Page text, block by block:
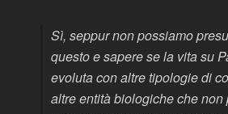
Sì, seppur non possiamo
questo e sapere se la vita su
evoluta con altre tipologie di
altre entità biologiche che non